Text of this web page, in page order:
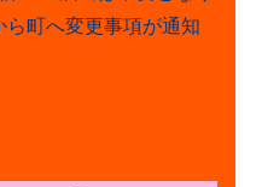
ら町へ変更事項が通知